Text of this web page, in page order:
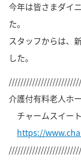
今年は皆さまダイ
た。
スタッフからは、
した。
介護付有料老人ホ
チャームスイー
https://